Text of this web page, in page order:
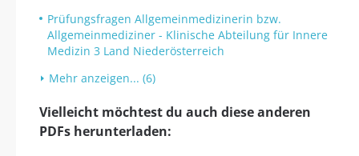
Prüfungsfragen Allgemeinmedizinerin bzw.
Allgemeinmediziner - Klinische Abteilung für Innere
Medizin 3 Land Niederösterreich
Mehr anzeigen... (6)
Vielleicht möchtest du auch diese anderen
PDFs herunterladen: